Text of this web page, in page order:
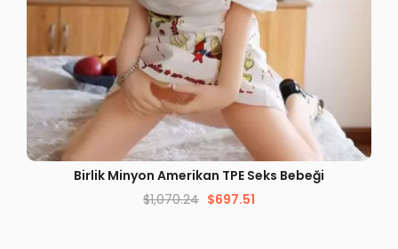
HIZLI GÖRÜNÜM
Birlik Minyon Amerikan TPE Seks Bebeği
$1,070.24 $697.51